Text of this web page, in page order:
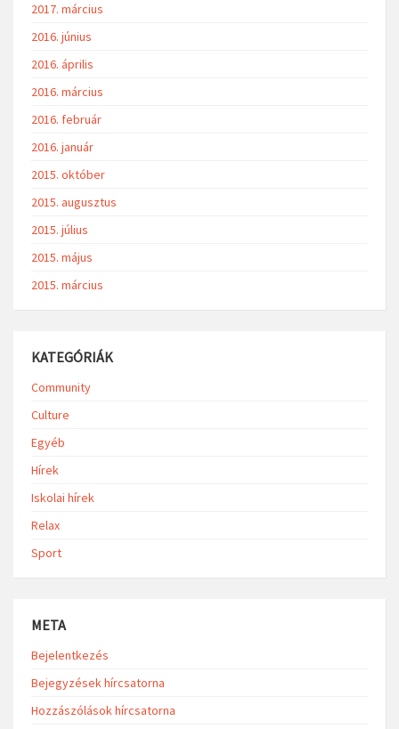
2017. március
2016. június
2016. április
2016. március
2016. február
2016. január
2015. október
2015. augusztus
2015. július
2015. május
2015. március
KATEGÓRIÁK
Community
Culture
Egyéb
Hírek
Iskolai hírek
Relax
Sport
META
Bejelentkezés
Bejegyzések hírcsatorna
Hozzászólások hírcsatorna